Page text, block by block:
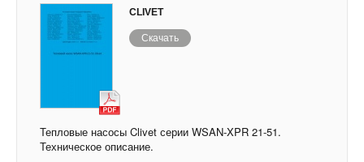
CLIVET
Скачать
Тепловые насосы Clivet серии WSAN-XPR 21-51.
Техническое описание.